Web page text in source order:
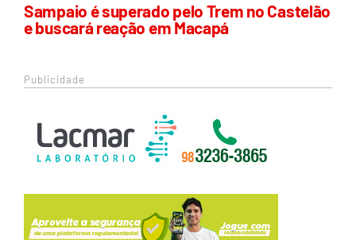
Sampaio é superado pelo Trem no Castelão
e buscará reação em Macapá
Publicidade